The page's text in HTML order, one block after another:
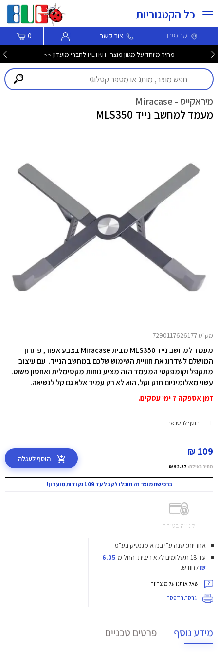
כל הקטגוריות
סניפים צור קשר 0
מחיר מיוחד על מגוון מוצרי PETKIT לחברי מועדון >>
מיראקייס - Miracase
מעמד למחשב נייד MLS350
מק"ט 7290117626177
מעמד למחשב נייד MLS350 מבית Miracase בצבע אפור,
פתרון
המושלם לשדרוג את חוויית השימוש שלכם במחשב הנייד. עם עיצוב
מתקפל וקומפקטי המעמד הזה מציע נוחות מקסימלית ואחסון פשוט.
עשוי מאלומיניום חזק וקל, הוא לא רק עמיד אלא גם קל לנשיאה.
זמן אספקה 7 ימי עסקים.
הוסף להשוואה
109 ₪
מחיר באילת: 92.37 ₪
הוסף לעגלה
ברכישת מוצר זה תוכלו לקבל עד 109 נקודות מועדון!
קנייה בטוחה
אחריות: שנה ע"י בנדא מגנטיק בע"מ
עד 18 תשלומים ללא ריבית.
החל מ-6.05
₪לחודש.
שאל אותנו על מוצר זה
גרסת הדפסה
מידע נוסף פרטים טכניים